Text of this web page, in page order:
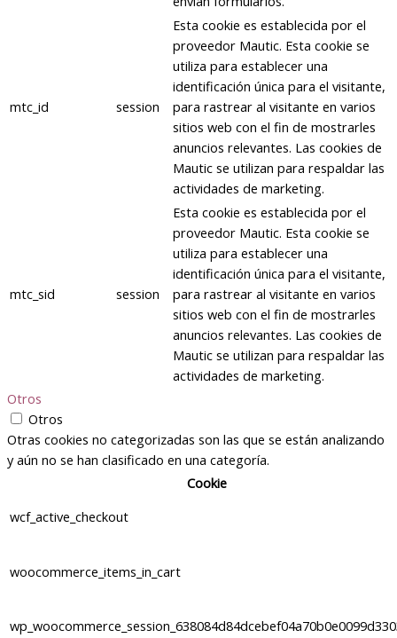
mtc_id session
Esta cookie es establecida por el
proveedor Mautic. Esta cookie se
utiliza para establecer una
identificación única para el visitante,
para rastrear al visitante en varios
sitios web con el fin de mostrarles
anuncios relevantes. Las cookies de
Mautic se utilizan para respaldar las
actividades de marketing.
mtc_sid session
Esta cookie es establecida por el
proveedor Mautic. Esta cookie se
utiliza para establecer una
identificación única para el visitante,
para rastrear al visitante en varios
sitios web con el fin de mostrarles
anuncios relevantes. Las cookies de
Mautic se utilizan para respaldar las
actividades de marketing.
Otros
Otros
Otras cookies no categorizadas son las que se están analizando
y aún no se han clasificado en una categoría.
Cookie
wcf_active_checkout
woocommerce_items_in_cart